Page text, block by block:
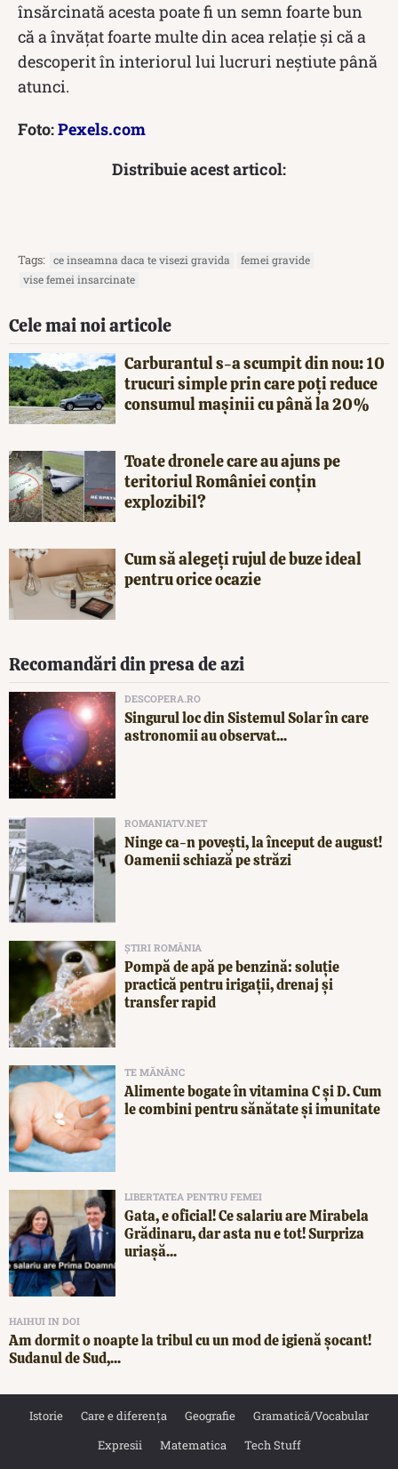
însărcinată acesta poate fi un semn foarte bun
că a învățat foarte multe din acea relație și că a
descoperit în interiorul lui lucruri neștiute până
atunci.
Foto:Pexels.com
Distribuie acest articol:
Tags: ce inseamna daca te visezi gravida
femei gravide
vise femei insarcinate
Cele mai noi articole
Carburantul s-a scumpit din nou: 10
trucuri simple prin care poți reduce
consumul mașinii cu până la 20%
Toate dronele care au ajuns pe
teritoriul României conțin
explozibil?
Cum să alegeți rujul de buze ideal
pentru orice ocazie
Recomandări din presa de azi
DESCOPERA.RO
Singurul loc din Sistemul Solar în care
astronomii au observat...
ROMANIATV.NET
Ninge ca-n povești, la început de august!
Oamenii schiază pe străzi
ȘTIRI ROMÂNIA
Pompă de apă pe benzină: soluție
practică pentru irigații, drenaj și
transfer rapid
TE MĂNÂNC
Alimente bogate în vitamina C și D. Cum
le combini pentru sănătate și imunitate
LIBERTATEA PENTRU FEMEI
Gata, e oficial! Ce salariu are Mirabela
Grădinaru, dar asta nu e tot! Surpriza
uriașă...
HAIHUI IN DOI
Am dormit o noapte la tribul cu un mod de igienă șocant!
Sudanul de Sud,...
Istorie Care e diferența Geografie
Gramatică/Vocabular
Expresii
Matematica Tech Stuff